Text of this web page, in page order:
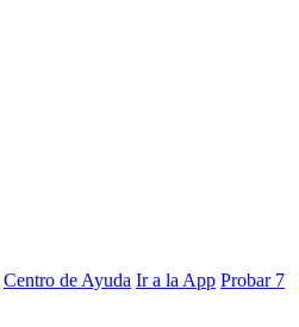
Centro de Ayuda Ir a la App Probar 7